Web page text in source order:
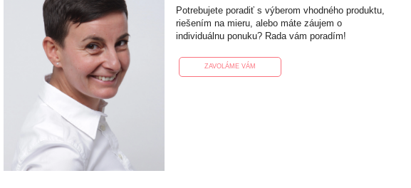
Potrebujete poradiť s výberom vhodného produktu,
riešením na mieru, alebo máte záujem o
individuálnu ponuku? Rada vám poradím!
ZAVOLÁME VÁM